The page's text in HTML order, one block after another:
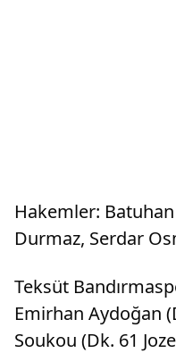
Hakemler:
Durmaz, Serdar
Teksüt
Emirhan Aydoğan
Soukou (Dk. 61